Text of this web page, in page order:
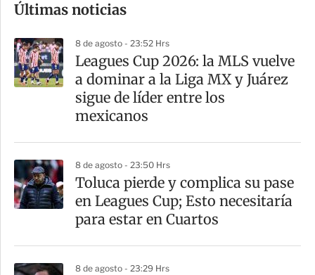
m
a
r
t
Últimas noticias
8 de agosto - 23:52 Hrs
Leagues Cup 2026: la MLS vuelve
a dominar a la Liga MX y Juárez
sigue de líder entre los
mexicanos
8 de agosto - 23:50 Hrs
Toluca pierde y complica su pase
en Leagues Cup; Esto necesitaría
para estar en Cuartos
8 de agosto - 23:29 Hrs